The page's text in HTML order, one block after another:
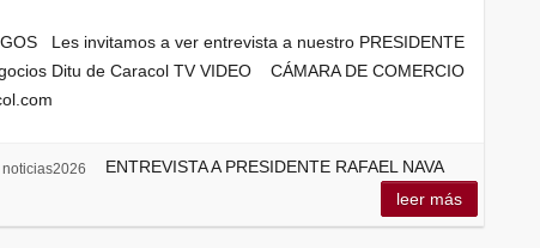
Les invitamos a ver entrevista a nuestro PRESIDENTE
Ditu de Caracol TV VIDEO CÁMARA DE COMERCIO
noticias2026
ENTREVISTA A PRESIDENTE RAFAEL NAVA
leer más